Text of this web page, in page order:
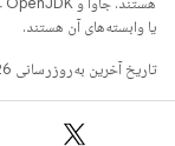
یا وابسته‌های آن هستند.
تاریخ آخرین به‌روزرسانی 2026-05-26 به‌وقت ساعت هماهنگ جهانی.